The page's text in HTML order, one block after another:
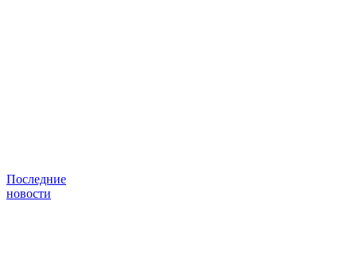
Последние
новости